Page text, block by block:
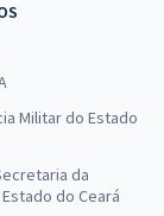
Militar do Estado
da
do Ceará